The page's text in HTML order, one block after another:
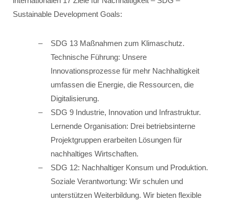
Sustainable Development Goals:
SDG 13 Maßnahmen zum Klimaschutz.
Technische Führung: Unsere
Innovationsprozesse für mehr Nachhaltigkeit
umfassen die Energie, die Ressourcen, die
Digitalisierung.
SDG 9 Industrie, Innovation und Infrastruktur.
Lernende Organisation: Drei betriebsinterne
Projektgruppen erarbeiten Lösungen für
nachhaltiges Wirtschaften.
SDG 12: Nachhaltiger Konsum und Produktion.
Soziale Verantwortung: Wir schulen und
unterstützen Weiterbildung. Wir bieten flexible